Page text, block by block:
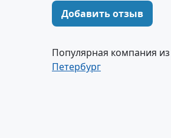
Добавить отзыв
Популярная компания
Петербург